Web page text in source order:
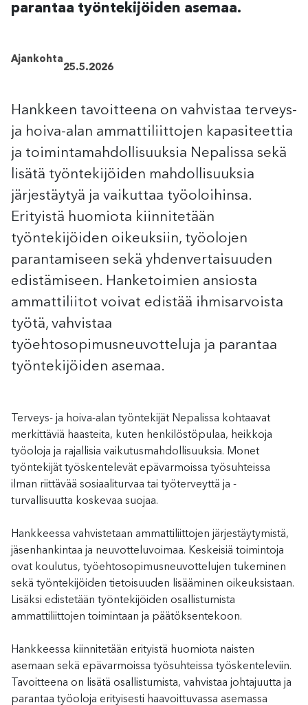
parantaa työntekijöiden asemaa.
Ajankohta
25.5.2026
Hankkeen tavoitteena on vahvistaa terveys-
ja hoiva-alan ammattiliittojen kapasiteettia
ja toimintamahdollisuuksia Nepalissa sekä
lisätä työntekijöiden mahdollisuuksia
järjestäytyä ja vaikuttaa työoloihinsa.
Erityistä huomiota kiinnitetään
työntekijöiden oikeuksiin, työolojen
parantamiseen sekä yhdenvertaisuuden
edistämiseen. Hanketoimien ansiosta
ammattiliitot voivat edistää ihmisarvoista
työtä, vahvistaa
työehtosopimusneuvotteluja ja parantaa
työntekijöiden asemaa.
Terveys- ja hoiva-alan työntekijät Nepalissa kohtaavat
merkittäviä haasteita, kuten henkilöstöpulaa, heikkoja
työoloja ja rajallisia vaikutusmahdollisuuksia. Monet
työntekijät työskentelevät epävarmoissa työsuhteissa
ilman riittävää sosiaaliturvaa tai työterveyttä ja -
turvallisuutta koskevaa suojaa.
Hankkeessa vahvistetaan ammattiliittojen järjestäytymistä,
jäsenhankintaa ja neuvotteluvoimaa. Keskeisiä toimintoja
ovat koulutus, työehtosopimusneuvottelujen tukeminen
sekä työntekijöiden tietoisuuden lisääminen oikeuksistaan.
Lisäksi edistetään työntekijöiden osallistumista
ammattiliittojen toimintaan ja päätöksentekoon.
Hankkeessa kiinnitetään erityistä huomiota naisten
asemaan sekä epävarmoissa työsuhteissa työskenteleviin.
Tavoitteena on lisätä osallistumista, vahvistaa johtajuutta ja
parantaa työoloja erityisesti haavoittuvassa asemassa